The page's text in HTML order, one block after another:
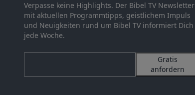
Verpasse keine Highlights. Der Bibel TV Newsletter
mit aktuellen Programmtipps, geistlichem Impuls
und Neuigkeiten rund um Bibel TV informiert Dich
jede Woche.
Gratis
anfordern